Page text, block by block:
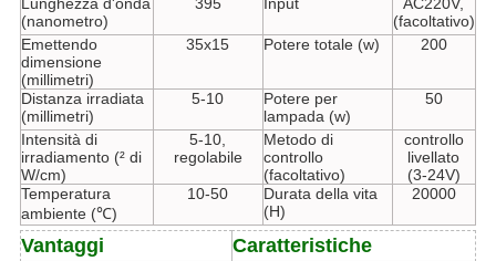
Lunghezza d'onda
(nanometro)
395 Input
AC220V,
(facoltativo)
Emettendo
dimensione
(millimetri)
35x15 Potere totale (w) 200
Distanza irradiata
(millimetri)
5-10
Potere per
lampada (w)
50
Intensità di
irradiamento (² di
W/cm)
5-10,
regolabile
Metodo di
controllo
(facoltativo)
controllo
livellato
(3-24V)
Temperatura
ambiente (℃)
10-50
Durata della vita
(H)
20000
Vantaggi Caratteristiche